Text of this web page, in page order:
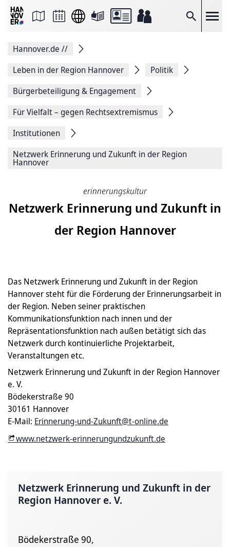
Suche
Seite
Facebook
teilen
Seitenlink
Seite
Hannover.de //
Leben in der Region Hannover
Politik
Bürgerbeteiligung & Engagement
Für Vielfalt – gegen Rechtsextremismus
Institutionen
Netzwerk Erinnerung und Zukunft in der Region
Hannover
erinnerungskultur
Netzwerk Erinnerung und Zukunft in
der Region Hannover
Das Netzwerk Erinnerung und Zukunft in der Region
Hannover steht für die Förderung der Erinnerungsarbeit in
der Region. Neben seiner praktischen
Kommunikationsfunktion nach innen und der
Repräsentationsfunktion nach außen betätigt sich das
Netzwerk durch kontinuierliche Projektarbeit,
Veranstaltungen etc.
Netzwerk Erinnerung und Zukunft in der Region Hannover
e. V.
Bödekerstraße 90
30161 Hannover
E-Mail: Erinnerung-und-Zukunft@t-online.de
www.netzwerk-erinnerungundzukunft.de
Netzwerk Erinnerung und Zukunft in der
Region Hannover e. V.
Bödekerstraße 90,